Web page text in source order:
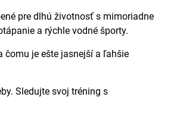
pre dlhú životnosť s mimoriadne
a rýchle vodné športy.
čomu je ešte jasnejší a ľahšie
Sledujte svoj tréning s